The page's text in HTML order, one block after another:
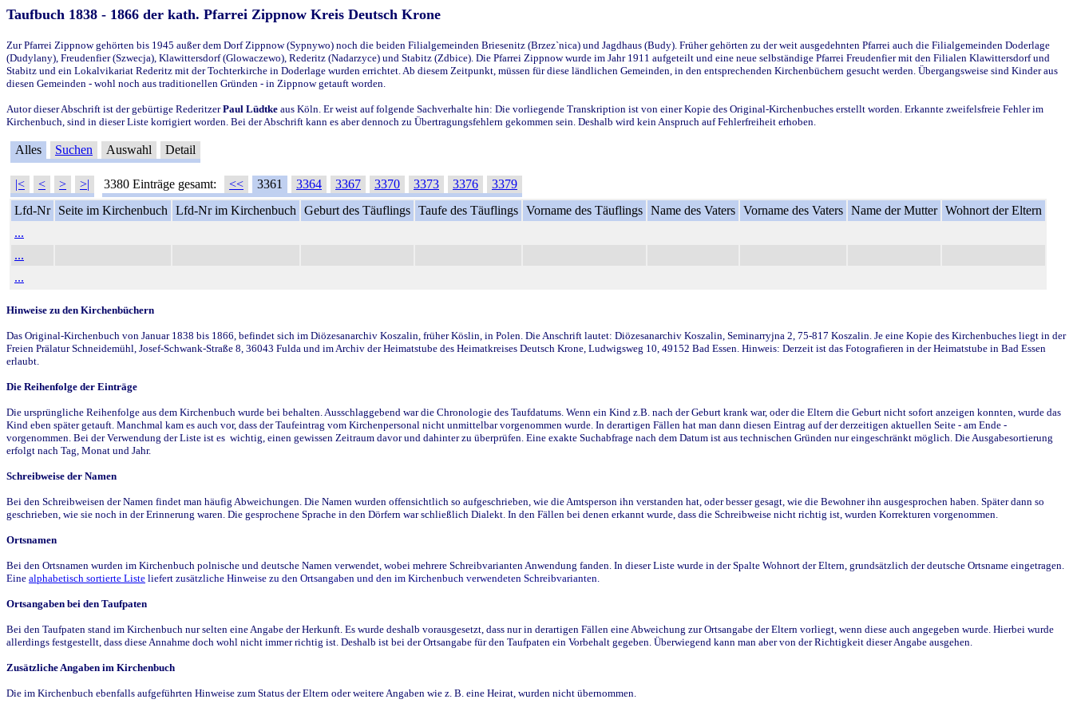
Taufbuch 1838 - 1866 der kath. Pfarrei Zippnow Kreis Deutsch Krone
Zur Pfarrei Zippnow gehörten bis 1945 außer dem Dorf Zippnow (Sypnywo) noch die beiden Filialgemeinden Briesenitz (Brzez`nica) und Jagdhaus (Budy). Früher gehörten zu der weit ausgedehnten Pfarrei auch die Filialgemeinden Doderlage
(Dudylany), Freudenfier (Szwecja), Klawittersdorf (Glowaczewo), Rederitz (Nadarzyce) und Stabitz (Zdbice). Die Pfarrei Zippnow wurde im Jahr 1911 aufgeteilt und eine neue selbständige Pfarrei Freudenfier mit den Filialen Klawittersdorf und
Stabitz und ein Lokalvikariat Rederitz mit der Tochterkirche in Doderlage wurden errichtet. Ab diesem Zeitpunkt, müssen für diese ländlichen Gemeinden, in den entsprechenden Kirchenbüchern gesucht werden. Übergangsweise sind Kinder aus
diesen Gemeinden - wohl noch aus traditionellen Gründen - in Zippnow getauft worden.
Autor dieser Abschrift ist der gebürtige RederitzerPaul Lüdtke aus Köln. Er weist auf folgende Sachverhalte hin: Die vorliegende Transkription ist von einer Kopie des Original-Kirchenbuches erstellt worden. Erkannte zweifelsfreie Fehler im
Kirchenbuch, sind in dieser Liste korrigiert worden. Bei der Abschrift kann es aber dennoch zu Übertragungsfehlern gekommen sein. Deshalb wird kein Anspruch auf Fehlerfreiheit erhoben.
Alles Suchen Auswahl Detail
|< < > >| 3380 Einträge gesamt: << 3361 3364 3367 3370 3373 3376
3379
Lfd-Nr
Seite im Kirchenbuch Lfd-Nr im Kirchenbuch Geburt des Täuflings Taufe des Täuflings Vorname des Täuflings Name des Vaters Vorname des Vaters Name der Mutter Wohnort der Eltern
...
...
...
Hinweise zu den Kirchenbüchern
Das Original-Kirchenbuch von Januar 1838 bis 1866, befindet sich im Diözesanarchiv Koszalin, früher Köslin, in Polen. Die Anschrift lautet: Diözesanarchiv Koszalin, Seminarryjna 2, 75-817 Koszalin. Je eine Kopie des Kirchenbuches liegt in der
Freien Prälatur Schneidemühl, Josef-Schwank-Straße 8, 36043 Fulda und im Archiv der Heimatstube des Heimatkreises Deutsch Krone, Ludwigsweg 10, 49152 Bad Essen. Hinweis: Derzeit ist das Fotografieren in der Heimatstube in Bad Essen
erlaubt.
Die Reihenfolge der Einträge
Die ursprüngliche Reihenfolge aus dem Kirchenbuch wurde bei behalten. Ausschlaggebend war die Chronologie des Taufdatums. Wenn ein Kind z.B. nach der Geburt krank war, oder die Eltern die Geburt nicht sofort anzeigen konnten, wurde das
Kind eben später getauft. Manchmal kam es auch vor, dass der Taufeintrag vom Kirchenpersonal nicht unmittelbar vorgenommen wurde. In derartigen Fällen hat man dann diesen Eintrag auf der derzeitigen aktuellen Seite - am Ende -
vorgenommen. Bei der Verwendung der Liste ist es wichtig, einen gewissen Zeitraum davor und dahinter zu überprüfen. Eine exakte Suchabfrage nach dem Datum ist aus technischen Gründen nur eingeschränkt möglich. Die Ausgabesortierung
erfolgt nach Tag, Monat und Jahr.
Schreibweise der Namen
Bei den Schreibweisen der Namen findet man häufig Abweichungen. Die Namen wurden offensichtlich so aufgeschrieben, wie die Amtsperson ihn verstanden hat, oder besser gesagt, wie die Bewohner ihn ausgesprochen haben. Später dann so
geschrieben, wie sie noch in der Erinnerung waren. Die gesprochene Sprache in den Dörfern war schließlich Dialekt. In den Fällen bei denen erkannt wurde, dass die Schreibweise nicht richtig ist, wurden Korrekturen vorgenommen.
Ortsnamen
Bei den Ortsnamen wurden im Kirchenbuch polnische und deutsche Namen verwendet, wobei mehrere Schreibvarianten Anwendung fanden. In dieser Liste wurde in der Spalte Wohnort der Eltern, grundsätzlich der deutsche Ortsname eingetragen.
Eine alphabetisch sortierte Liste liefert zusätzliche Hinweise zu den Ortsangaben und den im Kirchenbuch verwendeten Schreibvarianten.
Ortsangaben bei den Taufpaten
Bei den Taufpaten stand im Kirchenbuch nur selten eine Angabe der Herkunft. Es wurde deshalb vorausgesetzt, dass nur in derartigen Fällen eine Abweichung zur Ortsangabe der Eltern vorliegt, wenn diese auch angegeben wurde. Hierbei wurde
allerdings festgestellt, dass diese Annahme doch wohl nicht immer richtig ist. Deshalb ist bei der Ortsangabe für den Taufpaten ein Vorbehalt gegeben. Überwiegend kann man aber von der Richtigkeit dieser Angabe ausgehen.
Zusätzliche Angaben im Kirchenbuch
Die im Kirchenbuch ebenfalls aufgeführten Hinweise zum Status der Eltern oder weitere Angaben wie z. B. eine Heirat, wurden nicht übernommen.